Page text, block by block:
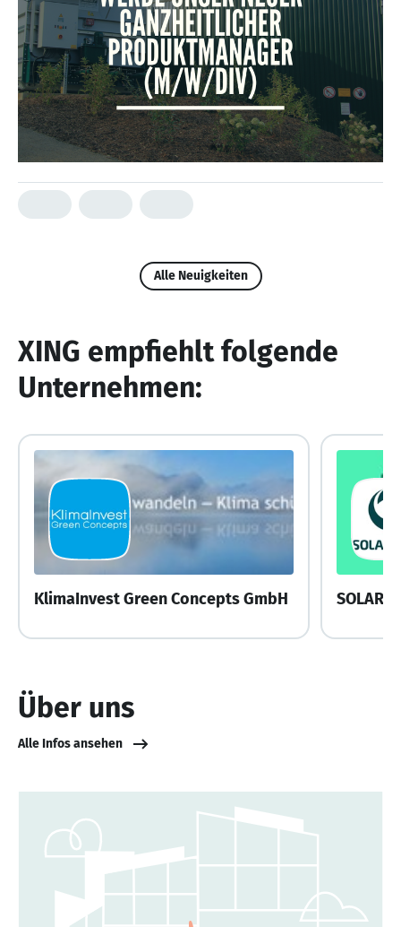
Alle Neuigkeiten
XING empfiehlt folgende
Unternehmen:
KlimaInvest Green Concepts GmbH
Über uns
Alle Infos ansehen